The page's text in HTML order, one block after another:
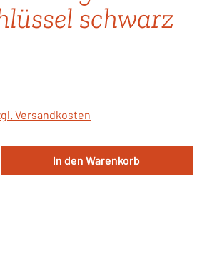
schwarz
Versandkosten
Gib den gewünschten
In den Warenkorb